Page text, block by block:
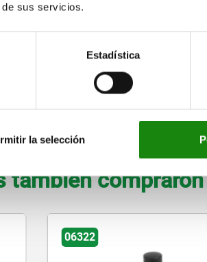
sus servicios.
Estadística
la selección
B
8
también compraron
06362